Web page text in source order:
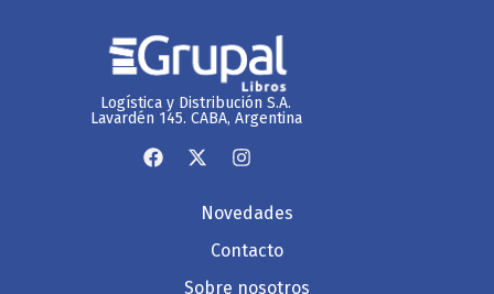
Logística y Distribución S.A.
Lavardén 145. CABA, Argentina
Novedades
Contacto
Sobre nosotros